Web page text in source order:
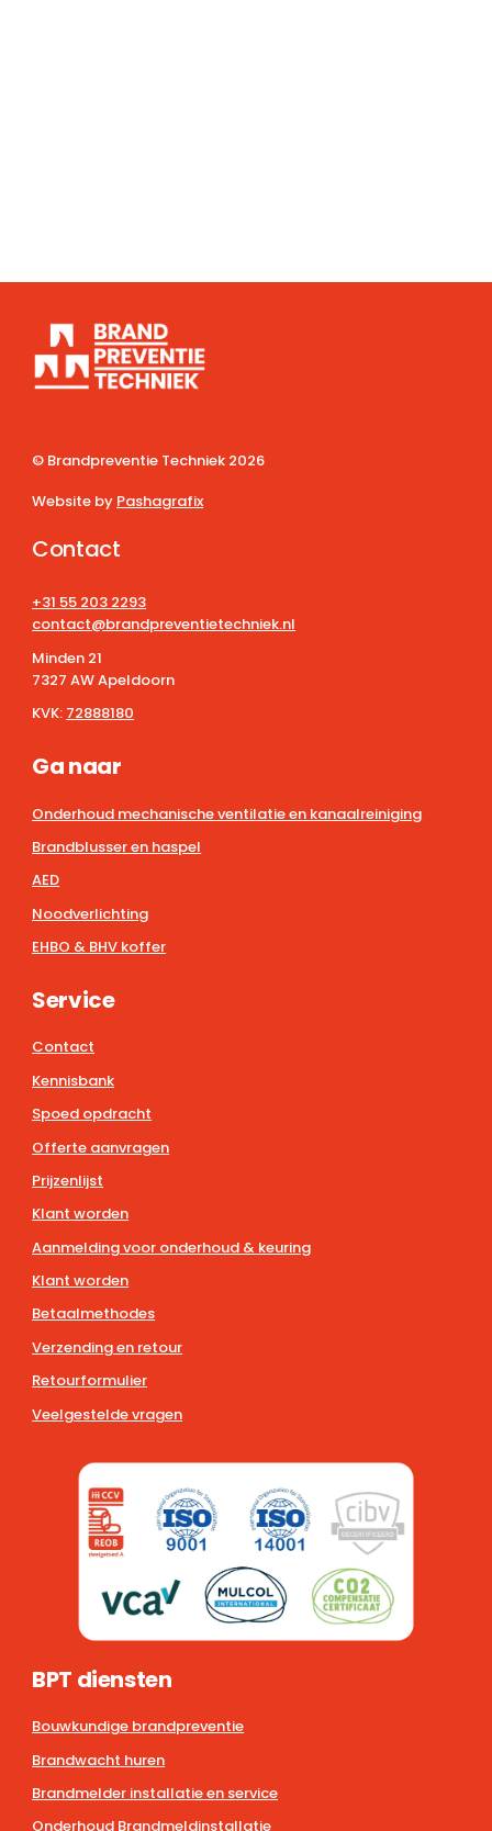
© Brandpreventie Techniek 2026
Website by Pashagrafix
Contact
+31 55 203 2293
contact@brandpreventietechniek.nl
Minden 21
7327 AW Apeldoorn
KVK: 72888180
Ga naar
Onderhoud mechanische ventilatie en kanaalreiniging
Brandblusser en haspel
AED
Noodverlichting
EHBO & BHV koffer
Service
Contact
Kennisbank
Spoed opdracht
Offerte aanvragen
Prijzenlijst
Klant worden
Aanmelding voor onderhoud & keuring
Klant worden
Betaalmethodes
Verzending en retour
Retourformulier
Veelgestelde vragen
BPT diensten
Bouwkundige brandpreventie
Brandwacht huren
Brandmelder installatie en service
Onderhoud Brandmeldinstallatie